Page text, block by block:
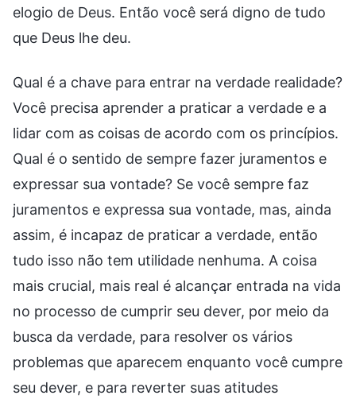
elogio de Deus. Então você será digno de tudo
que Deus lhe deu.
Qual é a chave para entrar na verdade realidade?
Você precisa aprender a praticar a verdade e a
lidar com as coisas de acordo com os princípios.
Qual é o sentido de sempre fazer juramentos e
expressar sua vontade? Se você sempre faz
juramentos e expressa sua vontade, mas, ainda
assim, é incapaz de praticar a verdade, então
tudo isso não tem utilidade nenhuma. A coisa
mais crucial, mais real é alcançar entrada na vida
no processo de cumprir seu dever, por meio da
busca da verdade, para resolver os vários
problemas que aparecem enquanto você cumpre
seu dever, e para reverter suas atitudes